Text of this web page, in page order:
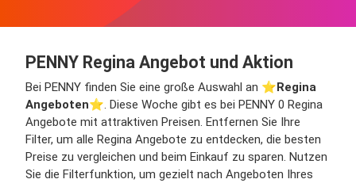
PENNY Regina Angebot und Aktion
Bei PENNY finden Sie eine große Auswahl an ⭐️Regina
Angeboten⭐️. Diese Woche gibt es bei PENNY 0 Regina
Angebote mit attraktiven Preisen. Entfernen Sie Ihre
Filter, um alle Regina Angebote zu entdecken, die besten
Preise zu vergleichen und beim Einkauf zu sparen. Nutzen
Sie die Filterfunktion, um gezielt nach Angeboten Ihres